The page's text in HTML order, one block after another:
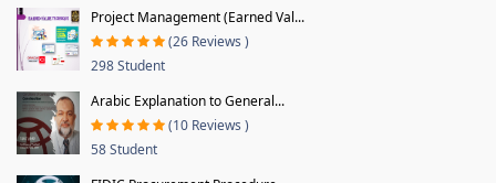
Project Management (Earned Val...
(26 Reviews )
298 Student
Arabic Explanation to General...
(10 Reviews )
58 Student